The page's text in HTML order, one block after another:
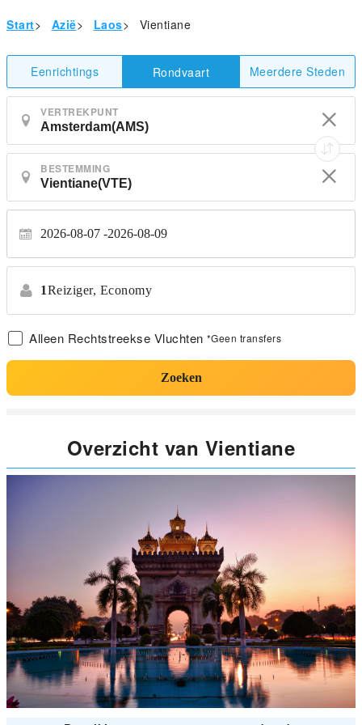
Start> Azië> Laos> Vientiane
Eenrichtings Rondvaart Meerdere Steden
VERTREKPUNT
BESTEMMING
2026-08-07 2026-08-09
1Reiziger, Economy
Alleen Rechtstreekse Vluchten *Geen transfers
Zoeken
Overzicht van Vientiane